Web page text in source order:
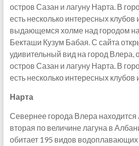
остров Сазан и лагуну Нарта. В
есть несколько интересных клубов
выдающемся холме над городом
Бекташи Кузум Бабая. С сайта
удивительный вид на город Влера,
остров Сазан и лагуну Нарта. В
есть несколько интересных клубов
Нарта
Севернее города Влера находится
вторая по величине лагуна в
обитает 195 видов водоплавающих